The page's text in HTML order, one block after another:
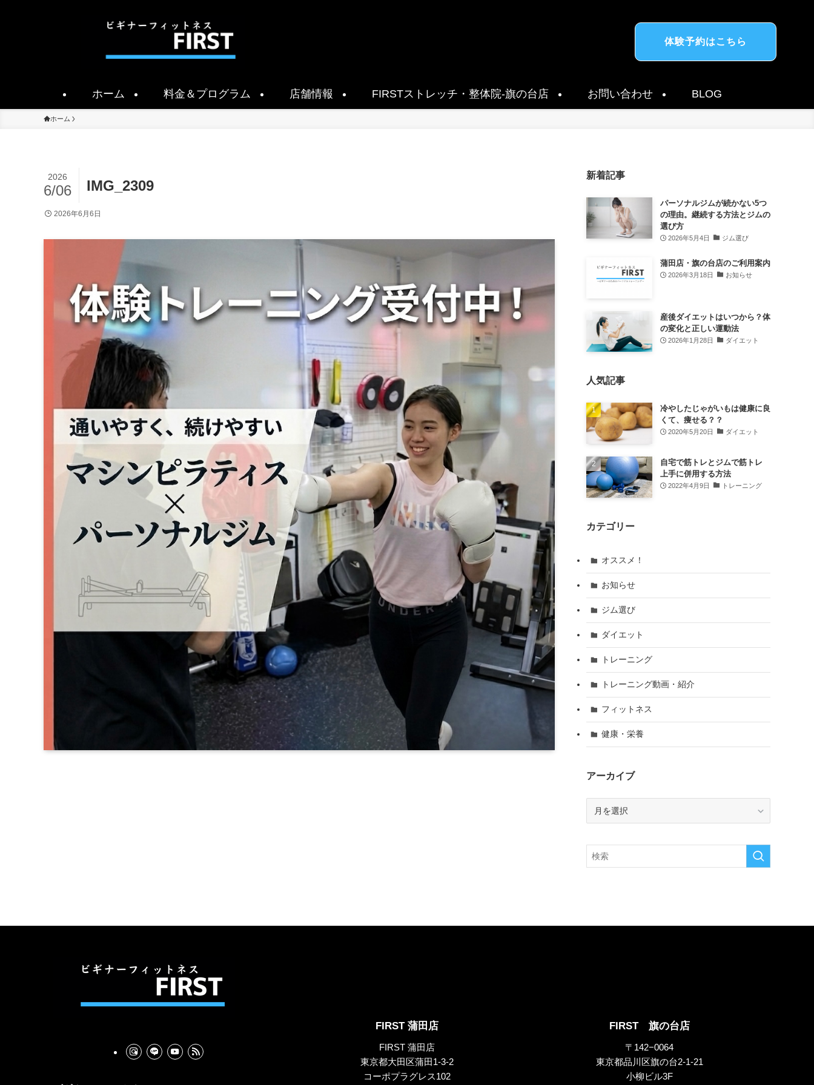
ホーム 料金＆プログラム 店舗情報 FIRSTストレッチ・整体院-旗の台店 お問い合わせ BLOG
体験予約はこちら
ホーム
IMG_2309
2026
6/06
2026年6月6日
新着記事
パーソナルジムが続かない5つ
の理由。継続する方法とジムの
選び方
2026年5月4日 ジム選び
蒲田店・旗の台店のご利用案内
2026年3月18日 お知らせ
産後ダイエットはいつから？体
の変化と正しい運動法
2026年1月28日 ダイエット
人気記事
冷やしたじゃがいもは健康に良
くて、痩せる？？
2020年5月20日 ダイエット
自宅で筋トレとジムで筋トレ
上手に併用する方法
2022年4月9日 トレーニング
カテゴリー
オススメ！
お知らせ
ジム選び
ダイエット
トレーニング
トレーニング動画・紹介
フィットネス
健康・栄養
アーカイブ
イ
ブ
FIRST 蒲田店
FIRST 蒲田店
東京都大田区蒲田1-3-2
コーポプラグレス102
FIRST 旗の台店
〒142−0064
東京都品川区旗の台2-1-21
小柳ビル3F